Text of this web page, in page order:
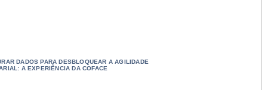
DADOS PARA DESBLOQUEAR A AGILIDADE
A EXPERIÊNCIA DA COFACE